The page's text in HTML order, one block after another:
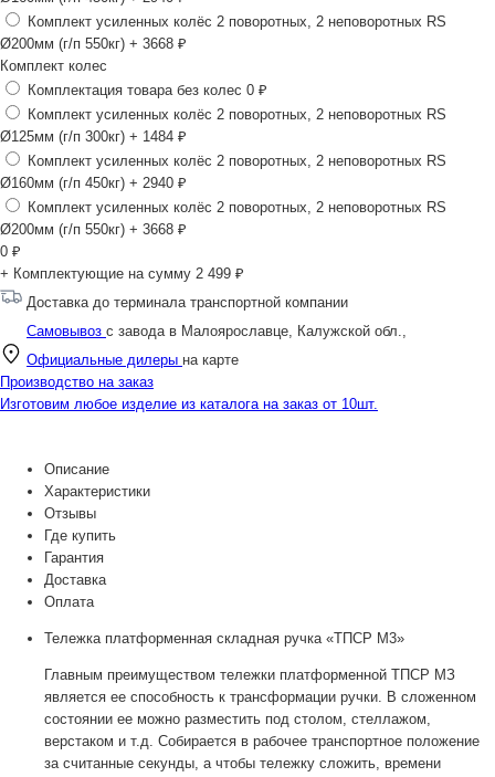
Комплект усиленных колёс 2 поворотных, 2 неповоротных RS
Ø200мм (г/п 550кг) + 3668 ₽
Комплект колес
Комплектация товара без колес 0 ₽
Комплект усиленных колёс 2 поворотных, 2 неповоротных RS
Ø125мм (г/п 300кг) + 1484 ₽
Комплект усиленных колёс 2 поворотных, 2 неповоротных RS
Ø160мм (г/п 450кг) + 2940 ₽
Комплект усиленных колёс 2 поворотных, 2 неповоротных RS
Ø200мм (г/п 550кг) + 3668 ₽
0 ₽
+ Комплектующие на сумму 2 499 ₽
Доставка до терминала транспортной компании
Самовывоз с завода в Малоярославце, Калужской обл.,
Официальные дилеры на карте
Производство на заказ
Изготовим любое изделие из каталога на заказ от 10шт.
Описание
Характеристики
Отзывы
Где купить
Гарантия
Доставка
Оплата
Тележка платформенная складная ручка «ТПСР М3»
Главным преимуществом тележки платформенной ТПСР МЗ
является ее способность к трансформации ручки. В сложенном
состоянии ее можно разместить под столом, стеллажом,
верстаком и т.д. Собирается в рабочее транспортное положение
за считанные секунды, а чтобы тележку сложить, времени